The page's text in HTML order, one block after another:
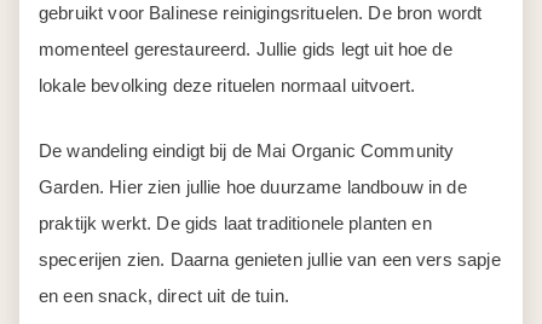
gebruikt voor Balinese reinigingsrituelen. De bron wordt
momenteel gerestaureerd. Jullie gids legt uit hoe de
lokale bevolking deze rituelen normaal uitvoert.
De wandeling eindigt bij de Mai Organic Community
Garden. Hier zien jullie hoe duurzame landbouw in de
praktijk werkt. De gids laat traditionele planten en
specerijen zien. Daarna genieten jullie van een vers sapje
en een snack, direct uit de tuin.